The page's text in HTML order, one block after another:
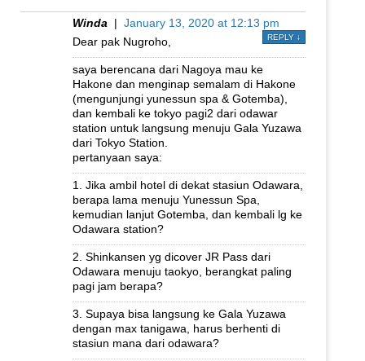
Winda | January 13, 2020 at 12:13 pm
REPLY ↓
Dear pak Nugroho,
saya berencana dari Nagoya mau ke
Hakone dan menginap semalam di Hakone
(mengunjungi yunessun spa & Gotemba),
dan kembali ke tokyo pagi2 dari odawar
station untuk langsung menuju Gala Yuzawa
dari Tokyo Station.
pertanyaan saya:
1. Jika ambil hotel di dekat stasiun Odawara,
berapa lama menuju Yunessun Spa,
kemudian lanjut Gotemba, dan kembali lg ke
Odawara station?
2. Shinkansen yg dicover JR Pass dari
Odawara menuju taokyo, berangkat paling
pagi jam berapa?
3. Supaya bisa langsung ke Gala Yuzawa
dengan max tanigawa, harus berhenti di
stasiun mana dari odawara?